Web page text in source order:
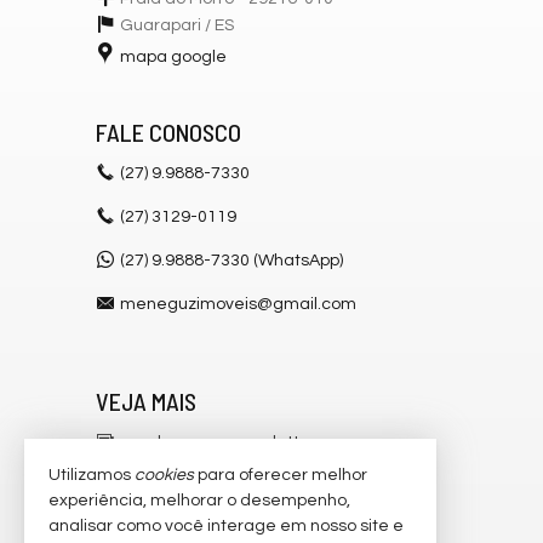
Acessibilidade para PNE
Endereço:
Guarapari /ES
Guarapari / ES
mapa google
FALE CONOSCO
(27) 9.9888-7330
(27) 3129-0119
(27) 9.9888-7330 (WhatsApp)
meneguzimoveis@gmail.com
VEJA MAIS
receba nosso newsletter
cadastre seu imóvel
imóveis favoritos
Utilizamos cookiespara oferecer melhor
experiência, melhorar o desempenho,
analisar como você interage em nosso site e